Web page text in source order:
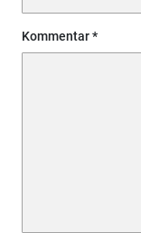
Kommentar